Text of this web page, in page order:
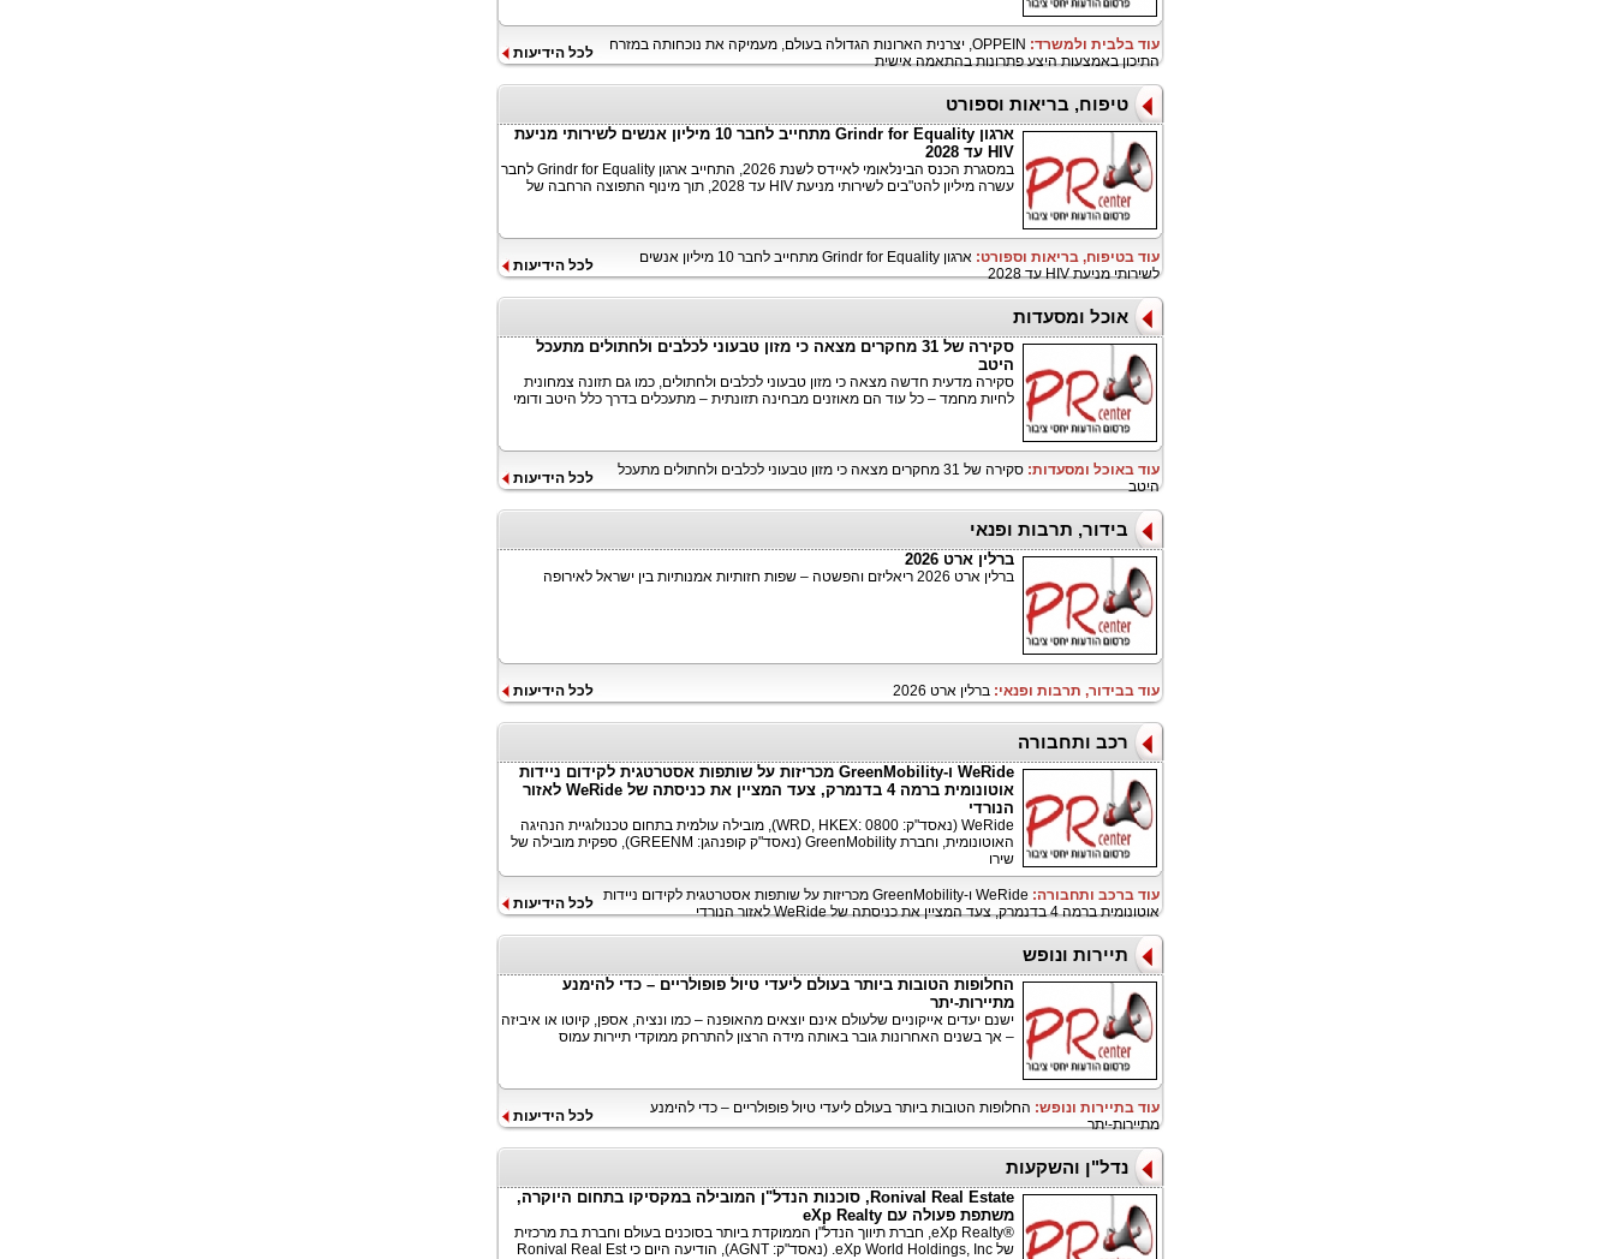
עוד בלבית ולמשרד:
OPPEIN, יצרנית הארונות הגדולה בעולם, מעמיקה את נוכחותה במזרח
התיכון באמצעות היצע פתרונות בהתאמה אישית
לכל הידיעות
טיפוח, בריאות וספורט
ארגון Grindr for Equality מתחייב לחבר 10 מיליון אנשים לשירותי מניעת
HIV עד 2028
במסגרת הכנס הבינלאומי לאיידס לשנת 2026, התחייב ארגון Grindr for Equality לחבר
עשרה מיליון להט"בים לשירותי מניעת HIV עד 2028, תוך מינוף התפוצה הרחבה של
עוד בטיפוח, בריאות וספורט:
ארגון Grindr for Equality מתחייב לחבר 10 מיליון אנשים
לשירותי מניעת HIV עד 2028
לכל הידיעות
אוכל ומסעדות
סקירה של 31 מחקרים מצאה כי מזון טבעוני לכלבים ולחתולים מתעכל
היטב
סקירה מדעית חדשה מצאה כי מזון טבעוני לכלבים ולחתולים, כמו גם תזונה צמחונית
לחיות מחמד – כל עוד הם מאוזנים מבחינה תזונתית – מתעכלים בדרך כלל היטב ודומי
עוד באוכל ומסעדות:
סקירה של 31 מחקרים מצאה כי מזון טבעוני לכלבים ולחתולים מתעכל
היטב
לכל הידיעות
בידור, תרבות ופנאי
ברלין ארט 2026
ברלין ארט 2026 ריאליזם והפשטה – שפות חזותיות אמנותיות בין ישראל לאירופה
עוד בבידור, תרבות ופנאי: ברלין ארט 2026 לכל הידיעות
רכב ותחבורה
WeRide ו-GreenMobility מכריזות על שותפות אסטרטגית לקידום ניידות
אוטונומית ברמה 4 בדנמרק, צעד המציין את כניסתה של WeRide לאזור
הנורדי
WeRide (נאסד"ק: WRD, HKEX: 0800), מובילה עולמית בתחום טכנולוגיית הנהיגה
האוטונומית, וחברת GreenMobility (נאסד"ק קופנהגן: GREENM), ספקית מובילה של
שירו
עוד ברכב ותחבורה:
WeRide ו-GreenMobility מכריזות על שותפות אסטרטגית לקידום ניידות
אוטונומית ברמה 4 בדנמרק, צעד המציין את כניסתה של WeRide לאזור הנורדי
לכל הידיעות
תיירות ונופש
החלופות הטובות ביותר בעולם ליעדי טיול פופולריים – כדי להימנע
מתיירות-יתר
ישנם יעדים אייקוניים שלעולם אינם יוצאים מהאופנה – כמו ונציה, אספן, קיוטו או איביזה
– אך בשנים האחרונות גובר באותה מידה הרצון להתרחק ממוקדי תיירות עמוס
עוד בתיירות ונופש: החלופות הטובות ביותר בעולם ליעדי טיול פופולריים – כדי להימנע
מתיירות-יתר
לכל הידיעות
נדל"ן והשקעות
Ronival Real Estate, סוכנות הנדל"ן המובילה במקסיקו בתחום היוקרה,
משתפת פעולה עם eXp Realty
®eXp Realty, חברת תיווך הנדל"ן הממוקדת ביותר בסוכנים בעולם וחברת בת מרכזית
של eXp World Holdings, Inc. (נאסד"ק: AGNT), הודיעה היום כי Ronival Real Est